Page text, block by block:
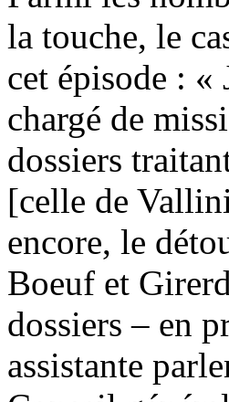
la touche, le
cet épisode : «
chargé de
dossiers
[celle de
encore, le
Boeuf et
dossiers – en
assistante